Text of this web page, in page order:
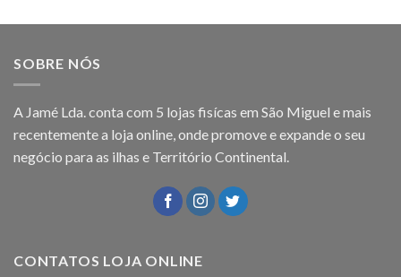
SOBRE NÓS
A Jamé Lda. conta com 5 lojas fisícas em São Miguel e mais
recentemente a loja online, onde promove e expande o seu
negócio para as ilhas e Território Continental.
CONTATOS LOJA ONLINE